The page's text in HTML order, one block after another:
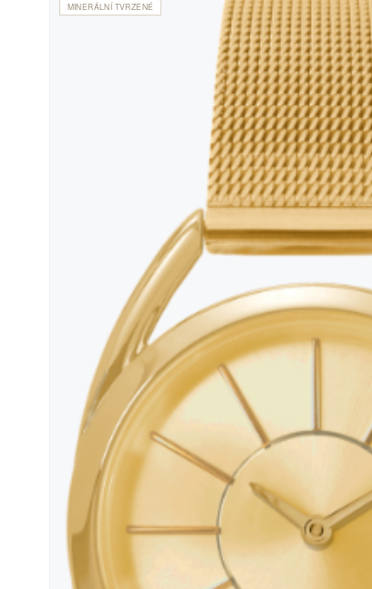
MINERÁLNÍ TVRZENÉ